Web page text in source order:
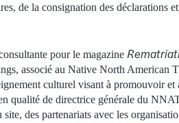
de la consignation des déclarations
pour le magazine
associé au Native North American
culturel visant à promouvoir et
qualité de directrice générale du
des partenariats avec les